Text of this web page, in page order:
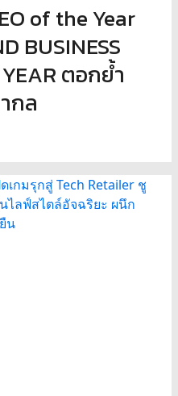
of the Year
BUSINESS
ตอกย้ำ
กล